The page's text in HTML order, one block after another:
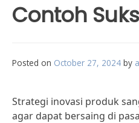
Contoh
Posted on October 27, 2024 by
Strategi inovasi produk
agar dapat bersaing di